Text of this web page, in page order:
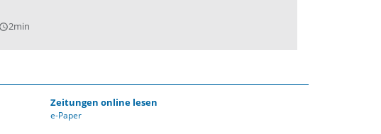
query_builder2min
Zeitungen online lesen
e-Paper